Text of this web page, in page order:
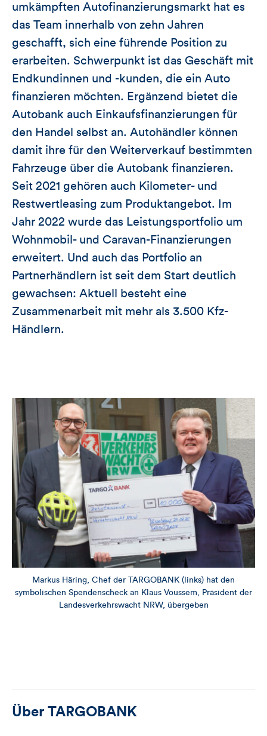
umkämpften Autofinanzierungsmarkt hat es
das Team innerhalb von zehn Jahren
geschafft, sich eine führende Position zu
erarbeiten. Schwerpunkt ist das Geschäft mit
Endkundinnen und -kunden, die ein Auto
finanzieren möchten. Ergänzend bietet die
Autobank auch Einkaufsfinanzierungen für
den Handel selbst an. Autohändler können
damit ihre für den Weiterverkauf bestimmten
Fahrzeuge über die Autobank finanzieren.
Seit 2021 gehören auch Kilometer- und
Restwertleasing zum Produktangebot. Im
Jahr 2022 wurde das Leistungsportfolio um
Wohnmobil- und Caravan-Finanzierungen
erweitert. Und auch das Portfolio an
Partnerhändlern ist seit dem Start deutlich
gewachsen: Aktuell besteht eine
Zusammenarbeit mit mehr als 3.500 Kfz-
Händlern.
Markus Häring, Chef der TARGOBANK (links) hat den
symbolischen Spendenscheck an Klaus Voussem, Präsident der
Landesverkehrswacht NRW, übergeben
Über TARGOBANK